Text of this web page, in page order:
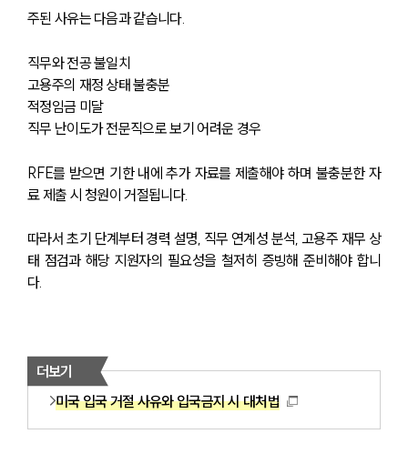
주된 사유는 다음과 같습니다.
직무와 전공 불일치
고용주의 재정 상태 불충분
적정임금 미달
직무 난이도가 전문직으로 보기 어려운 경우
RFE를 받으면 기한 내에 추가 자료를 제출해야 하며 불충분한 자
료 제출 시 청원이 거절됩니다.
따라서 초기 단계부터 경력 설명, 직무 연계성 분석, 고용주 재무 상
태 점검과 해당 지원자의 필요성을 철저히 증빙해 준비해야 합니
다.
더보기
미국 입국 거절 사유와 입국금지 시 대처법